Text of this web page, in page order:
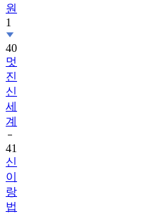
원
1
40
멋
진
신
세
계
41
신
이
랑
법